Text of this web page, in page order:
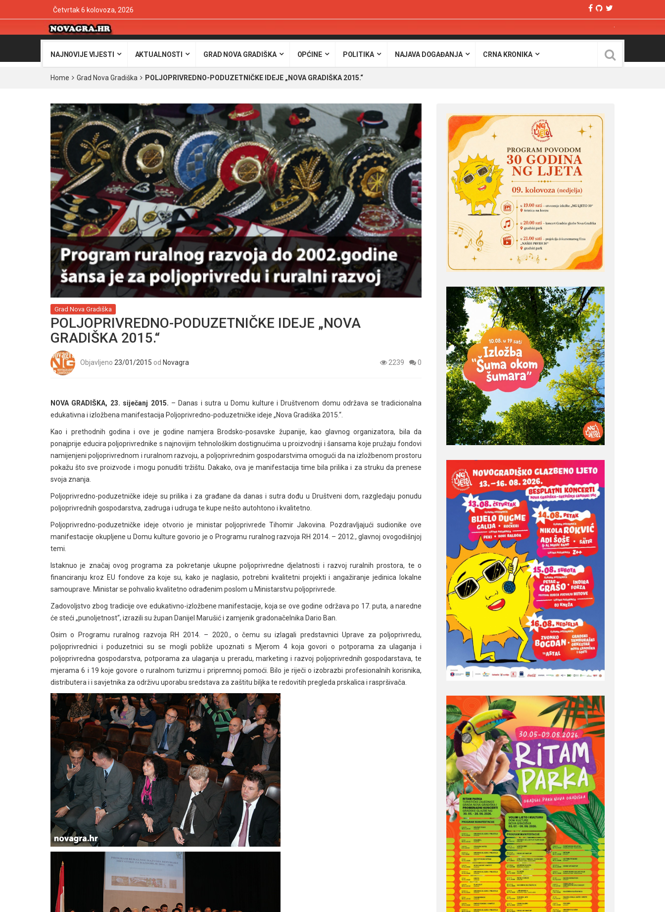
Četvrtak 6 kolovoza, 2026
NAJNOVIJE VIJESTI AKTUALNOSTI GRAD NOVA GRADIŠKA OPĆINE POLITIKA NAJAVA DOGAĐANJA CRNA KRONIKA
Home Grad Nova Gradiška POLJOPRIVREDNO-PODUZETNIČKE IDEJE „NOVA GRADIŠKA 2015.“
Grad Nova Gradiška
POLJOPRIVREDNO-PODUZETNIČKE IDEJE „NOVA
GRADIŠKA 2015.“
Objavljeno 23/01/2015 od Novagra 2239 0
NOVA GRADIŠKA, 23. siječanj 2015. – Danas i sutra u Domu kulture i Društvenom domu održava se tradicionalna
edukativna i izložbena manifestacija Poljoprivredno-poduzetničke ideje „Nova Gradiška 2015.“.
Kao i prethodnih godina i ove je godine namjera Brodsko-posavske županije, kao glavnog organizatora, bila da
ponajprije educira poljoprivrednike s najnovijim tehnološkim dostignućima u proizvodnji i šansama koje pružaju fondovi
namijenjeni poljoprivrednom i ruralnom razvoju, a poljoprivrednim gospodarstvima omogući da na izložbenom prostoru
pokažu što sve proizvode i mogu ponuditi tržištu. Dakako, ova je manifestacija time bila prilika i za struku da prenese
svoja znanja.
Poljoprivredno-poduzetničke ideje su prilika i za građane da danas i sutra dođu u Društveni dom, razgledaju ponudu
poljoprivrednih gospodarstva, zadruga i udruga te kupe nešto autohtono i kvalitetno.
Poljoprivredno-poduzetničke ideje otvorio je ministar poljoprivrede Tihomir Jakovina. Pozdravljajući sudionike ove
manifestacije okupljene u Domu kulture govorio je o Programu ruralnog razvoja RH 2014. – 2012., glavnoj ovogodišnjoj
temi.
Istaknuo je značaj ovog programa za pokretanje ukupne poljoprivredne djelatnosti i razvoj ruralnih prostora, te o
financiranju kroz EU fondove za koje su, kako je naglasio, potrebni kvalitetni projekti i angažiranje jedinica lokalne
samouprave. Ministar se pohvalio kvalitetno odrađenim poslom u Ministarstvu poljoprivrede.
Zadovoljstvo zbog tradicije ove edukativno-izložbene manifestacije, koja se ove godine održava po 17. puta, a naredne
će steći „punoljetnost“, izrazili su župan Danijel Marušić i zamjenik gradonačelnika Dario Ban.
Osim o Programu ruralnog razvoja RH 2014. – 2020., o čemu su izlagali predstavnici Uprave za poljoprivredu,
poljoprivrednici i poduzetnici su se mogli pobliže upoznati s Mjerom 4 koja govori o potporama za ulaganja i
poljoprivredna gospodarstva, potporama za ulaganja u preradu, marketing i razvoj poljoprivrednih gospodarstava, te
mjerama 6 i 19 koje govore o ruralnom turizmu i pripremnoj pomoći. Bilo je riječi o izobrazbi profesionalnih korisnika,
distributera i i savjetnika za održivu uporabu sredstava za zaštitu biljka te redovitih pregleda prskalica i raspršivača.